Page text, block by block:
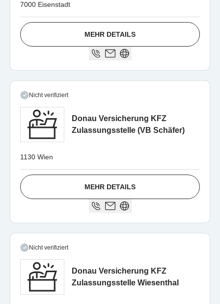
7000 Eisenstadt
MEHR DETAILS
Nicht verifiziert
Donau Versicherung KFZ
Zulassungsstelle (VB Schäfer)
1130 Wien
MEHR DETAILS
Nicht verifiziert
Donau Versicherung KFZ
Zulassungsstelle Wiesenthal